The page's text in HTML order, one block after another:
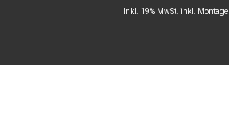
Inkl. 19% MwSt. inkl. Montage